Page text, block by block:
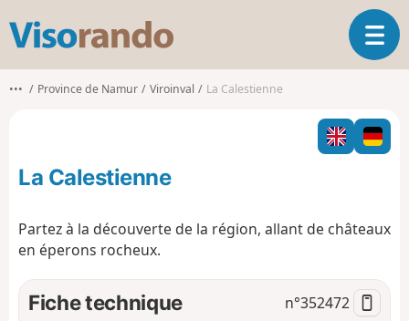
s
o
O
u
i
r
l
v
a
t
••• Province de Namur Viroinval La Calestienne
La Calestienne
Partez à la découverte de la région, allant de châteaux
en éperons rocheux.
Fiche technique n°352472